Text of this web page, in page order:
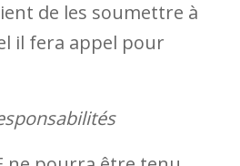
de les soumettre à
il fera appel pour